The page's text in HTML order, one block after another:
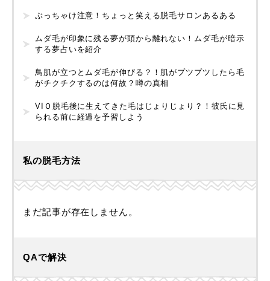
ぶっちゃけ注意！ちょっと笑える脱毛サロンあるある
ムダ毛が印象に残る夢が頭から離れない！ムダ毛が暗示
する夢占いを紹介
鳥肌が立つとムダ毛が伸びる？！肌がプツプツしたら毛
がチクチクするのは何故？噂の真相
VIＯ脱毛後に生えてきた毛はじょりじょり？！彼氏に見
られる前に経過を予習しよう
私の脱毛方法
まだ記事が存在しません。
QAで解決